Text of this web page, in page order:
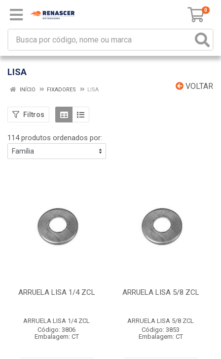
0
LISA
VOLTAR
INÍCIO FIXADORES LISA
Filtros
114 produtos ordenados por:
ARRUELA LISA 1/4 ZCL
ARRUELA LISA 1/4 ZCL
Código: 3806
Embalagem: CT
ARRUELA LISA 5/8 ZCL
ARRUELA LISA 5/8 ZCL
Código: 3853
Embalagem: CT